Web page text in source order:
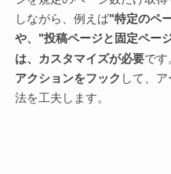
しながら、例えば"特定のペ
や、"投稿ページと固定ペー
は、カスタマイズが必要です
アクションをフック して、
法を工夫します。